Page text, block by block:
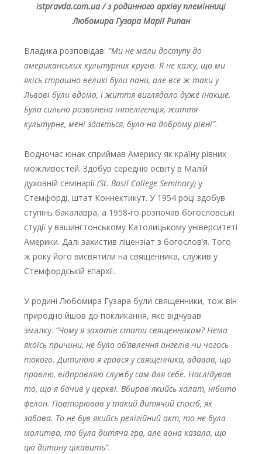
istpravda.com.ua / з родинного архіву племінниці
Любомира Гузара Марії Рипан
Владика розповідав: “Ми не мали доступу до
американських культурних кругів. Я не кажу, що ми
якісь страшно великі були пани, але все ж таки у
Львові були вдома, і життя виглядало дуже інакше.
Була сильно розвинена інтелігенція, життя
культурне, мені здається, було на доброму рівні”.
Водночас юнак сприймав Америку як країну рівних
можливостей. Здобув середню освіту в Малій
духовній семінарії (St. Basil College Seminary)у
Стемфорді, штат Коннектикут. У 1954 році здобув
ступінь бакалавра, а 1958-го розпочав богословські
студії у вашингтонському Католицькому університеті
Америки. Далі захистив ліцензіат з богослов’я. Того
ж року його висвятили на священника, служив у
Стемфордській єпархії.
У родині Любомира Гузара були священники, тож він
природно йшов до покликання, яке відчував
змалку. “Чому я захотів стати священником? Нема
якоїсь причини, не було обʼявлення ангелів чи чогось
такого. Дитиною я грався у священника, вдавав, що
правлю, відправляю службу сам для себе. Наслідував
то, що я бачив у церкві. Вбирав якийсь халат, нібито
фелон. Повторював у такий дитячий спосіб, як
забава. То не був якийсь релігійний акт, то не була
молитва, то була дитяча гра, але вона казала, що
цю дитину цікавить”.